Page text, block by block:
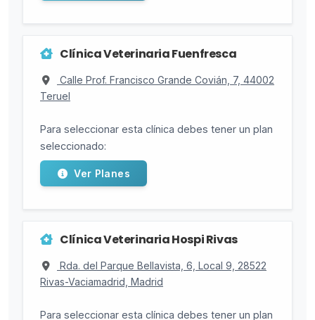
Clínica Veterinaria Fuenfresca
Calle Prof. Francisco Grande Covián, 7, 44002
Teruel
Para seleccionar esta clínica debes tener un plan
seleccionado:
Ver Planes
Clínica Veterinaria Hospi Rivas
Rda. del Parque Bellavista, 6, Local 9, 28522
Rivas-Vaciamadrid, Madrid
Para seleccionar esta clínica debes tener un plan